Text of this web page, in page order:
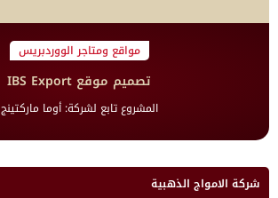
مواقع ومتاجر الووردبريس
تصميم موقع IBS Export
المشروع تابع لشركة: أوما ماركتينج
شركة الامواج الذهبية